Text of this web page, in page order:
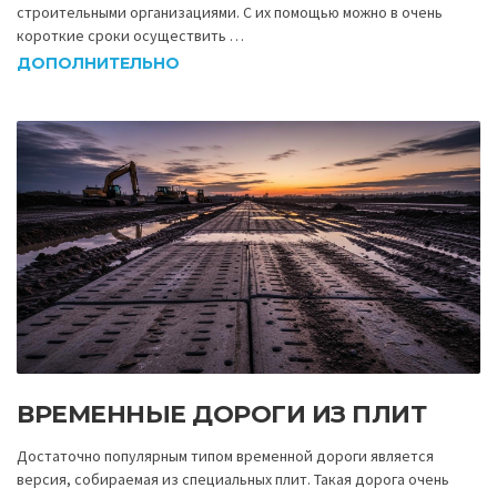
строительными организациями. С их помощью можно в очень
короткие сроки осуществить …
ДОПОЛНИТЕЛЬНО
ВРЕМЕННЫЕ ДОРОГИ ИЗ ПЛИТ
Достаточно популярным типом временной дороги является
версия, собираемая из специальных плит. Такая дорога очень